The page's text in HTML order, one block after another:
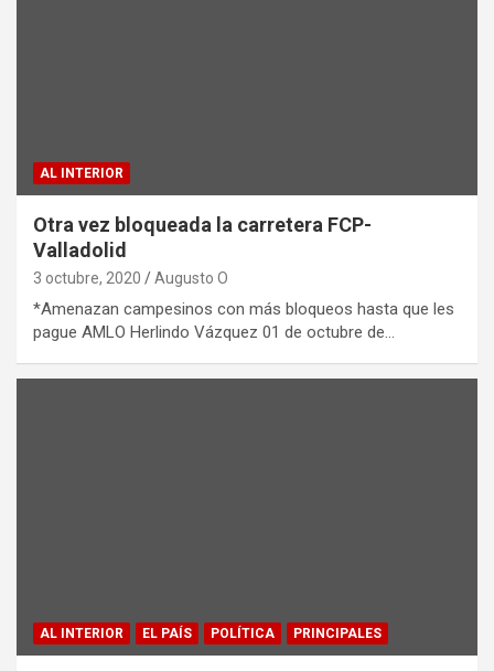
AL INTERIOR
Otra vez bloqueada la carretera FCP-
Valladolid
3 octubre, 2020 Augusto O
*Amenazan campesinos con más bloqueos hasta que les
pague AMLO Herlindo Vázquez 01 de octubre de…
AL INTERIOR EL PAÍS POLÍTICA PRINCIPALES